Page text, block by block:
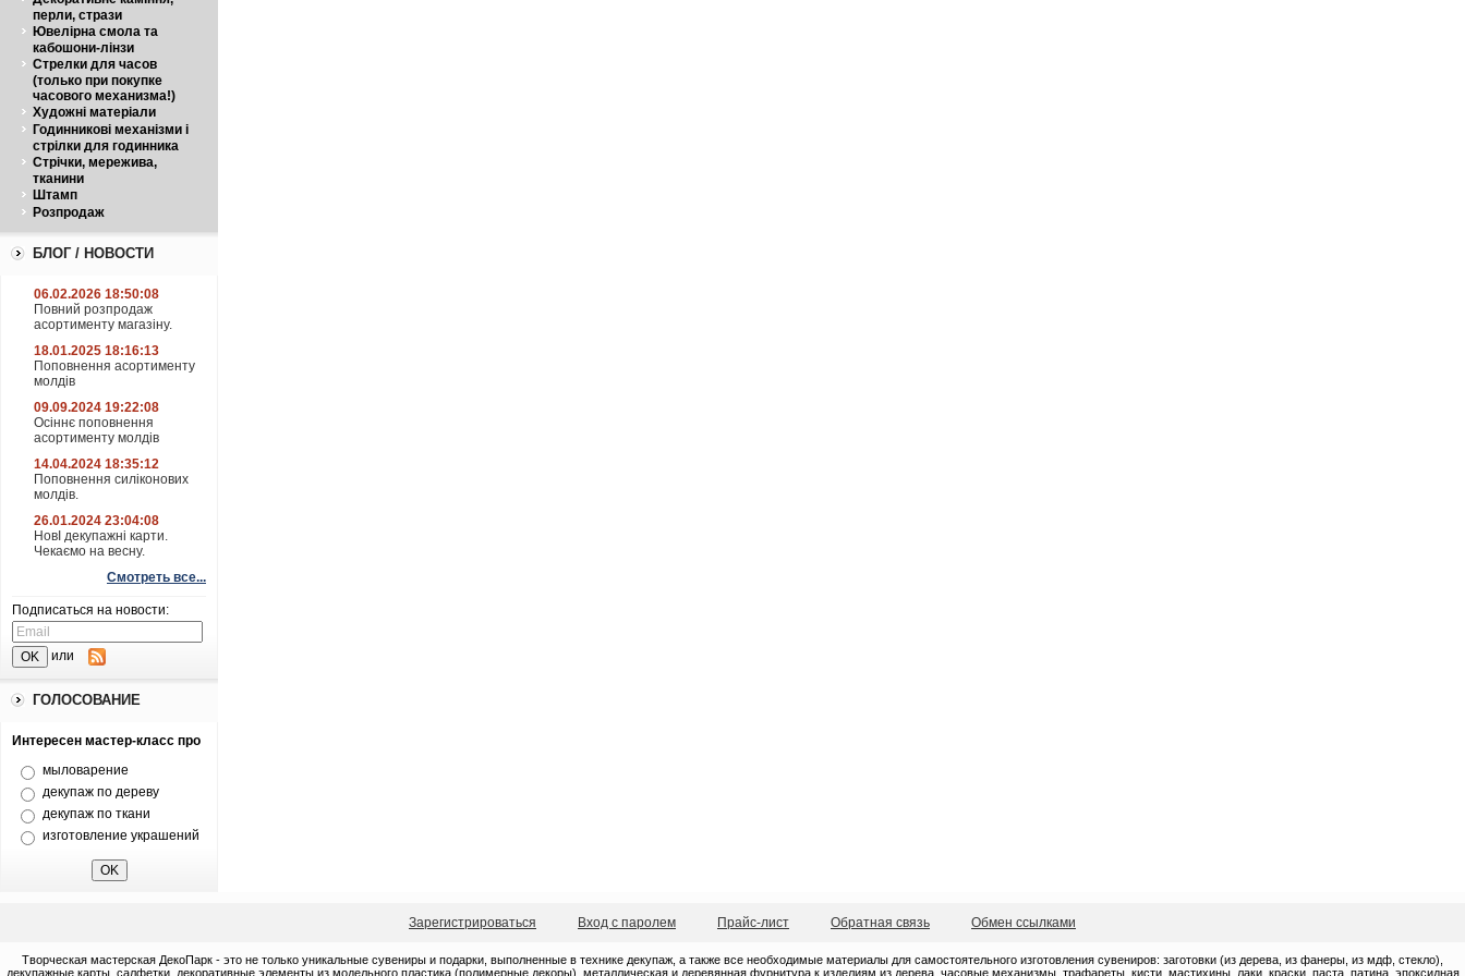
перли, стрази
Ювелірна смола та
кабошони-лінзи
Стрелки для часов
(только при покупке
часового механизма!)
Художні матеріали
Годинникові механізми і
стрілки для годинника
Стрічки, мережива,
тканини
Штамп
Розпродаж
БЛОГ / НОВОСТИ
06.02.2026 18:50:08
Повний розпродаж
асортименту магазіну.
18.01.2025 18:16:13
Поповнення асортименту
молдів
09.09.2024 19:22:08
Осіннє поповнення
асортименту молдів
14.04.2024 18:35:12
Поповнення силіконових
молдів.
26.01.2024 23:04:08
НовІ декупажні карти.
Чекаємо на весну.
Смотреть все...
Подписаться на новости:
или
ГОЛОСОВАНИЕ
Интересен мастер-класс про
мыловарение
декупаж по дереву
декупаж по ткани
изготовление украшений
Зарегистрироваться Вход с паролем Прайс-лист Обратная связь Обмен ссылками
Творческая мастерская ДекоПарк - это не только уникальные сувениры и подарки, выполненные в технике декупаж, а также все необходимые материалы для самостоятельного изготовления сувениров: заготовки (из дерева, из фанеры, из мдф, стекло),
декупажные карты, салфетки, декоративные элементы из модельного пластика (полимерные декоры), металлическая и деревянная фурнитура к изделиям из дерева, часовые механизмы, трафареты, кисти, мастихины, лаки, краски, паста, патина, эпоксидная